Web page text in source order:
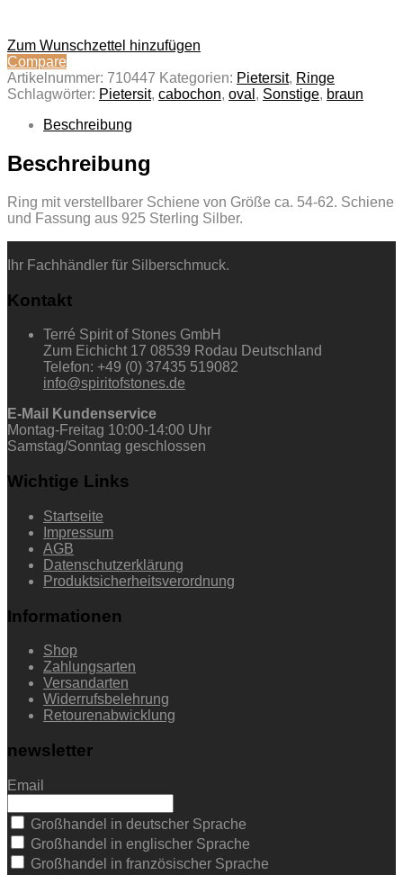
Zum Wunschzettel hinzufügen
Compare
Artikelnummer: 710447 Kategorien: Pietersit, Ringe
Schlagwörter: Pietersit, cabochon, oval , Sonstige, braun
Beschreibung
Beschreibung
Ring mit verstellbarer Schiene von Größe ca. 54-62. Schiene
und Fassung aus 925 Sterling Silber.
Ihr Fachhändler für Silberschmuck.
Kontakt
Terré Spirit of Stones GmbH
Zum Eichicht 17 08539 Rodau Deutschland
Telefon: +49 (0) 37435 519082
info@spiritofstones.de
E-Mail Kundenservice
Montag-Freitag 10:00-14:00 Uhr
Samstag/Sonntag geschlossen
Wichtige Links
Startseite
Impressum
AGB
Datenschutzerklärung
Produktsicherheitsverordnung
Informationen
Shop
Zahlungsarten
Versandarten
Widerrufsbelehrung
Retourenabwicklung
newsletter
Email
Großhandel in deutscher Sprache
Großhandel in englischer Sprache
Großhandel in französischer Sprache